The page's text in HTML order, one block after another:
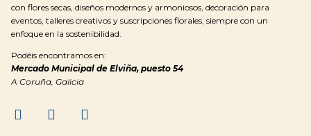
con flores secas, diseños modernos y armoniosos, decoración para
eventos, talleres creativos y suscripciones florales, siempre con un
enfoque en la sostenibilidad.
Podéis encontramos en:
Mercado Municipal de Elviña, puesto 54
A Coruña, Galicia